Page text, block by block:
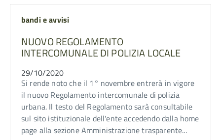
bandi e avvisi
NUOVO REGOLAMENTO
INTERCOMUNALE DI POLIZIA LOCALE
29/10/2020
Si rende noto che il 1° novembre entrerà in vigore
il nuovo Regolamento intercomunale di polizia
urbana. Il testo del Regolamento sarà consultabile
sul sito istituzionale dell'ente accedendo dalla home
page alla sezione Amministrazione trasparente...